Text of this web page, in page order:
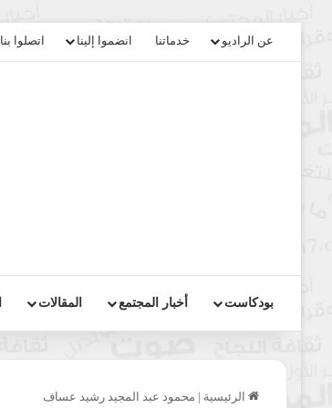
عن الراديو خدماتنا انضموا إلينا اتصلوا بنا
بودكاست أخبار المجتمع المقالات
الرئيسية | محمود عبد المجيد رشيد عساف